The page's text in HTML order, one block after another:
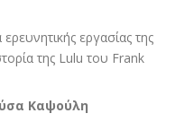
εργασίας της
της Lulu του Frank
Καψούλη